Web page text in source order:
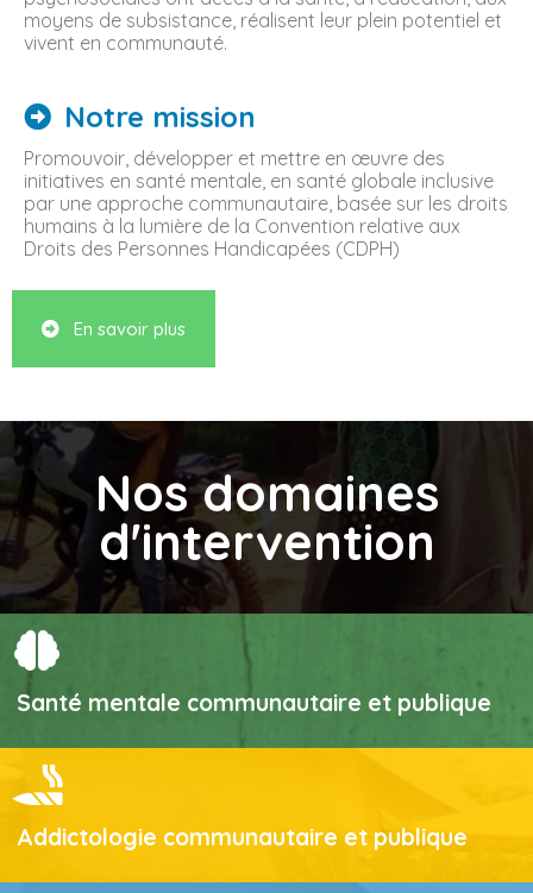
moyens de subsistance, réalisent leur plein potentiel et
vivent en communauté.
Notre mission
Promouvoir, développer et mettre en œuvre des
initiatives en santé mentale, en santé globale inclusive
par une approche communautaire, basée sur les droits
humains à la lumière de la Convention relative aux
Droits des Personnes Handicapées (CDPH)
En savoir plus
Nos domaines
d'intervention
Santé mentale communautaire et publique
Addictologie communautaire et publique